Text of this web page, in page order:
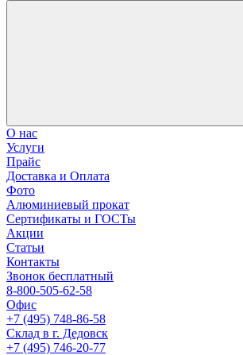
О нас
Услуги
Прайс
Доставка и Оплата
Фото
Алюминиевый прокат
Сертификаты и ГОСТы
Акции
Статьи
Контакты
Звонок бесплатный
8-800-505-62-58
Офис
+7 (495) 748-86-58
Склад в г. Дедовск
+7 (495) 746-20-77